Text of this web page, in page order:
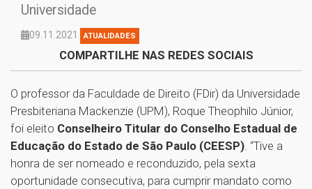
Universidade
09.11.2021 ATUALIDADES
COMPARTILHE NAS REDES SOCIAIS
O professor da Faculdade de Direito (FDir) da Universidade
Presbiteriana Mackenzie (UPM), Roque Theophilo Júnior,
foi eleito Conselheiro Titular do Conselho Estadual de
Educação do Estado de São Paulo (CEESP) . “Tive a
honra de ser nomeado e reconduzido, pela sexta
oportunidade consecutiva, para cumprir mandato como